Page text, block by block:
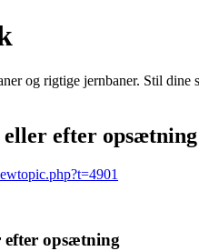
og rigtige jernbaner. Stil dine
efter opsætning
opsætning